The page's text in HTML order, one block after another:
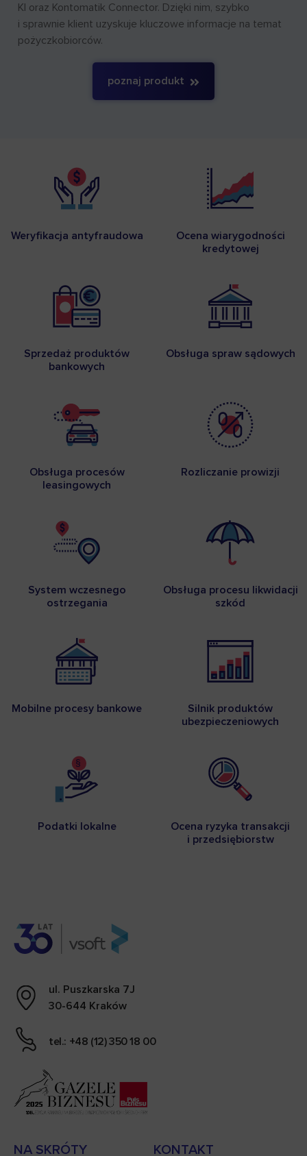
KI oraz Kontomatik Connector. Dzięki nim, szybko
i sprawnie klient uzyskuje kluczowe informacje na temat
pożyczkobiorców.
poznaj produkt
Weryfikacja antyfraudowa
Ocena wiarygodności
kredytowej
Sprzedaż produktów
bankowych
Obsługa spraw sądowych
Obsługa procesów
leasingowych
Rozliczanie prowizji
System wczesnego
ostrzegania
Obsługa procesu likwidacji
szkód
Mobilne procesy bankowe
Silnik produktów
ubezpieczeniowych
Podatki lokalne
Ocena ryzyka transakcji
i przedsiębiorstw
ul. Puszkarska 7J
30-644 Kraków
tel.: +48 (12) 350 18 00
NA SKRÓTY KONTAKT